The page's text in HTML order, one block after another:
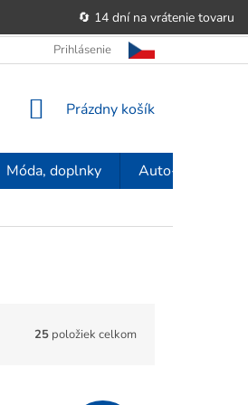
🔄 14 dní na vrátenie tovaru
PODMIENKY POUČENIE O PRÁVE
Prihlásenie
NÁKUPNÝ
Prázdny košík
Móda, doplnky Auto-moto
25 položiek celkom